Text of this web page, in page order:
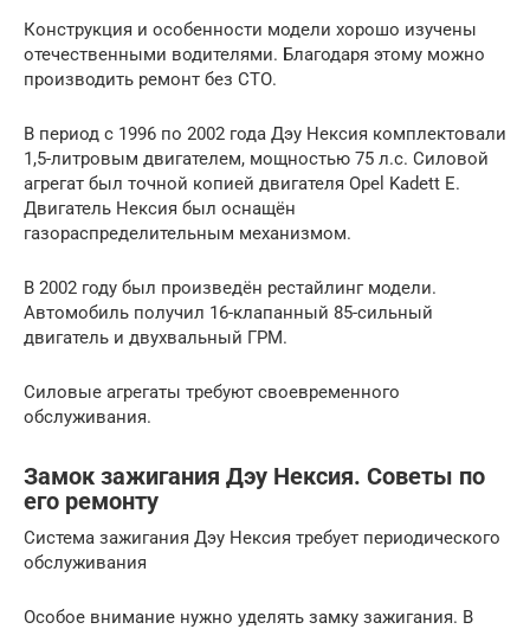
Конструкция и особенности модели хорошо изучены
отечественными водителями. Благодаря этому можно
производить ремонт без СТО.
В период с 1996 по 2002 года Дэу Нексия комплектовали
1,5-литровым двигателем, мощностью 75 л.с. Силовой
агрегат был точной копией двигателя Opel Kadett E.
Двигатель Нексия был оснащён
газораспределительным механизмом.
В 2002 году был произведён рестайлинг модели.
Автомобиль получил 16-клапанный 85-сильный
двигатель и двухвальный ГРМ.
Силовые агрегаты требуют своевременного
обслуживания.
Замок зажигания Дэу Нексия. Советы по
его ремонту
Система зажигания Дэу Нексия требует периодического
обслуживания
Особое внимание нужно уделять замку зажигания. В